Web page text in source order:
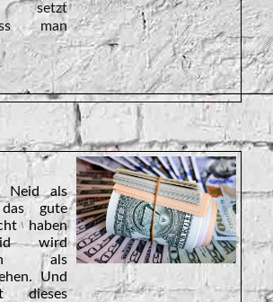
setzt
man
Neid als
gute
haben
wird
als
Und
dieses